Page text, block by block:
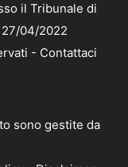
il Tribunale di
04/2022
- Contattaci
sono gestite da